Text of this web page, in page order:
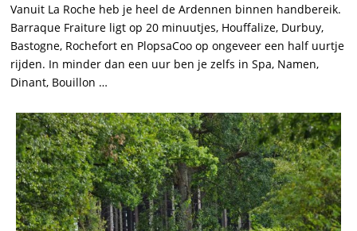
Vanuit La Roche heb je heel de Ardennen binnen handbereik.
Barraque Fraiture ligt op 20 minuutjes, Houffalize, Durbuy,
Bastogne, Rochefort en PlopsaCoo op ongeveer een half uurtje
rijden. In minder dan een uur ben je zelfs in Spa, Namen,
Dinant, Bouillon …